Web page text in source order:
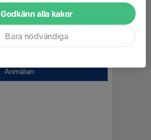
Godkänn alla kakor
Bara nödvändiga